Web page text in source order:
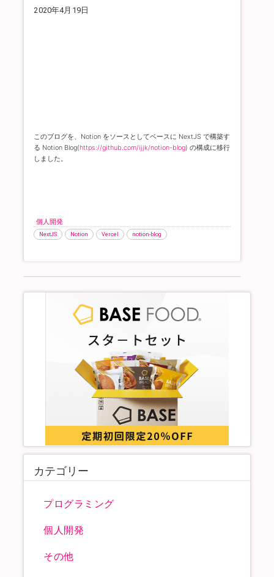
2020年4月19日
このブログを、Notion をソースとしてベースに NextJS で構築す
る Notion Blog(https://github.com/ijjk/notion-blog) の構成に移行
しました。
個人開発
NextJS Notion Vercel notion-blog
カテゴリー
プログラミング
個人開発
その他